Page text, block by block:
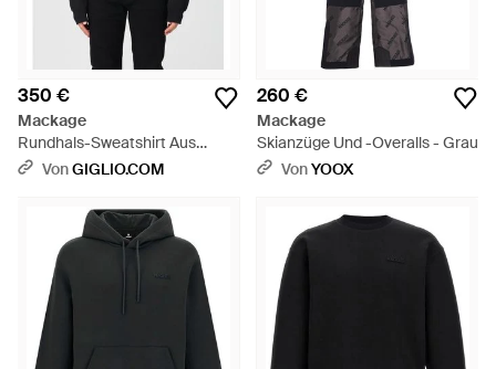
350 €
Mackage
Rundhals-Sweatshirt Aus
Baumwollmischung - Blau
VonGIGLIO.COM
260 €
Mackage
Skianzüge Und -Overalls - Grau
VonYOOX